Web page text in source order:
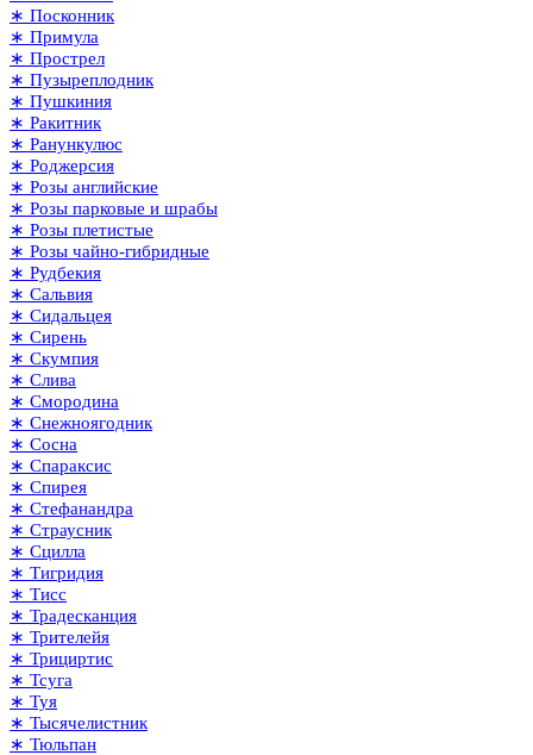
∗ Посконник
∗ Примула
∗ Прострел
∗ Пузыреплодник
∗ Пушкиния
∗ Ракитник
∗ Ранункулюс
∗ Роджерсия
∗ Розы английские
∗ Розы парковые и шрабы
∗ Розы плетистые
∗ Розы чайно-гибридные
∗ Рудбекия
∗ Сальвия
∗ Сидальцея
∗ Сирень
∗ Скумпия
∗ Слива
∗ Смородина
∗ Снежноягодник
∗ Сосна
∗ Спараксис
∗ Спирея
∗ Стефанандра
∗ Страусник
∗ Сцилла
∗ Тигридия
∗ Тисс
∗ Традесканция
∗ Трителейя
∗ Трициртис
∗ Тсуга
∗ Туя
∗ Тысячелистник
∗ Тюльпан